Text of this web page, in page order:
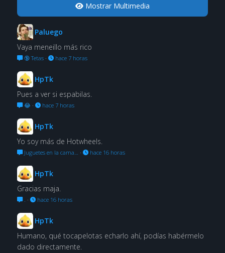
Mostrar Multimedia
Paluego
Vaya meneillo más rico
🔞 Tetas· hace 7 horas
HpTk
Pues a ver si espabilas.
😂· hace 7 horas
HpTk
Yo soy más de Hotwheels.
Juguetes en la cama… · hace 16 horas
HpTk
Gracias maja.
. · hace 16 horas
HpTk
Humano, qué tocapelotas echarlo ahí, podías habérmelo
dado directamente.